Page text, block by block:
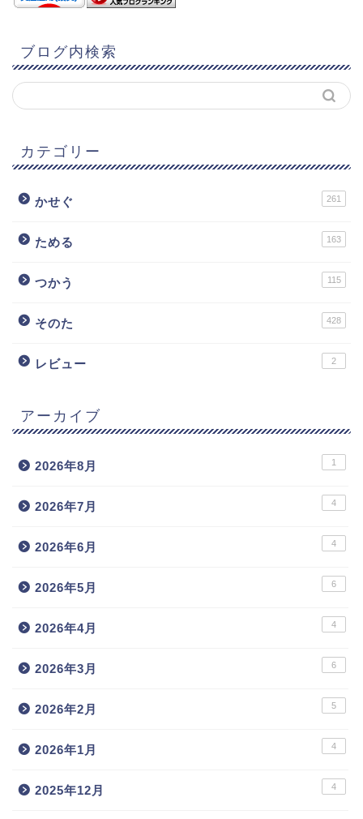
ブログ内検索
カテゴリー
かせぐ 261
ためる 163
つかう 115
そのた 428
レビュー 2
アーカイブ
2026年8月 1
2026年7月 4
2026年6月 4
2026年5月 6
2026年4月 4
2026年3月 6
2026年2月 5
2026年1月 4
2025年12月 4